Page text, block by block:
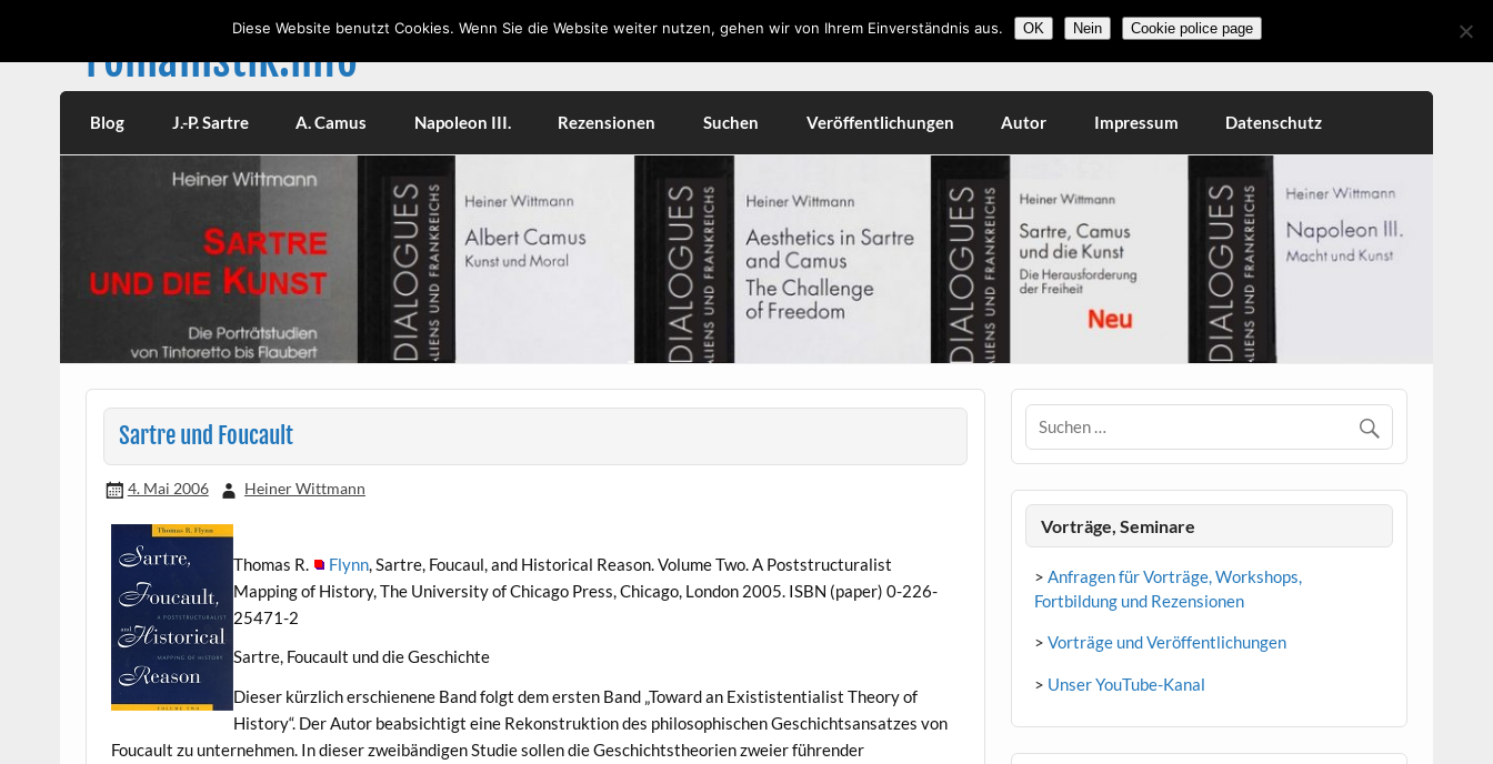
romanistik.info
Blog J.-P. Sartre A. Camus Napoleon III. Rezensionen Suchen Veröffentlichungen Autor Impressum Datenschutz
Sartre und Foucault
4. Mai 2006 Heiner Wittmann
Thomas R. Flynn, Sartre, Foucaul, and Historical Reason. Volume Two. A Poststructuralist
Mapping of History, The University of Chicago Press, Chicago, London 2005. ISBN (paper) 0-226-
25471-2
Sartre, Foucault und die Geschichte
Dieser kürzlich erschienene Band folgt dem ersten Band „Toward an Exististentialist Theory of
History“. Der Autor beabsichtigt eine Rekonstruktion des philosophischen Geschichtsansatzes von
Foucault zu unternehmen. In dieser zweibändigen Studie sollen die Geschichtstheorien zweier führender
Vorträge, Seminare
> Anfragen für Vorträge, Workshops,
Fortbildung und Rezensionen
> Vorträge und Veröffentlichungen
> Unser YouTube-Kanal
Diese Website benutzt Cookies. Wenn Sie die Website weiter nutzen, gehen wir von Ihrem Einverständnis aus. OK Nein Cookie police page